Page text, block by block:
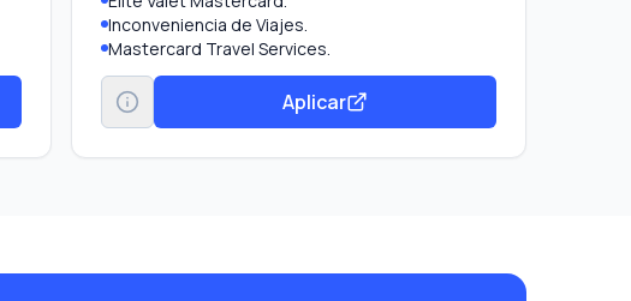
Inconveniencia de Viajes.
Mastercard Travel Services.
Elite Lounge Mastercard, espacio exclusivo para
tarjetahabientes World Elite Mastercard en la
Terminal 1 del Aeropuerto Internacional de la
Aplicar